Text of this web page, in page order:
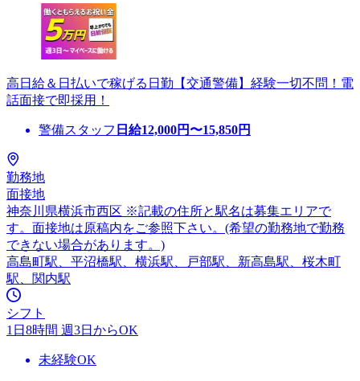
高日給＆日払いで稼げる日勤【交通警備】経験一切不問！電
話面接で即採用！
警備スタッフ 日給12,000円〜15,850円
勤務地
面接地
神奈川県横浜市西区 ※記載の住所と駅名は募集エリアで
す。面接地は原稿内をご参照下さい。(希望の勤務地で勤務
できない場合があります。)
高島町駅、平沼橋駅、横浜駅、戸部駅、新高島駅、桜木町
駅、関内駅
シフト
1日8時間 週3日からOK
未経験OK